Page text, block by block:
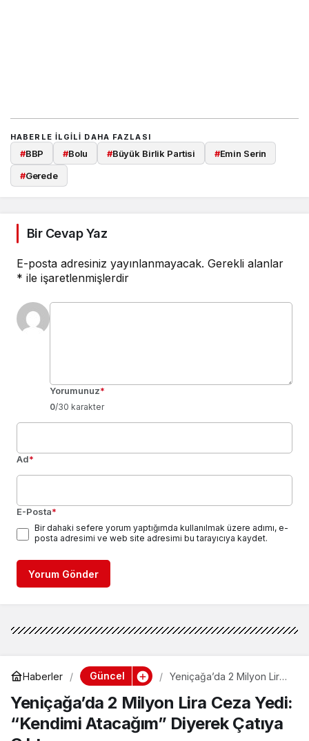
HABERLE ILGILI DAHA FAZLASI
#BBP #Bolu #Büyük Birlik Partisi #Emin Serin
#Gerede
Bir Cevap Yaz
E-posta adresiniz yayınlanmayacak. Gerekli alanlar
* ile işaretlenmişlerdir
Yorumunuz*
0/30 karakter
Ad*
E-Posta*
Bir dahaki sefere yorum yaptığımda kullanılmak üzere adımı, e-
posta adresimi ve web site adresimi bu tarayıcıya kaydet.
Yorum Gönder
Haberler Güncel
Yeniçağa’da 2 Milyon Lira
Atacağım” Diyerek Çatıya
Çıktı
Yeniçağa’da 2 Milyon Lira Ceza Yedi:
“Kendimi Atacağım” Diyerek Çatıya